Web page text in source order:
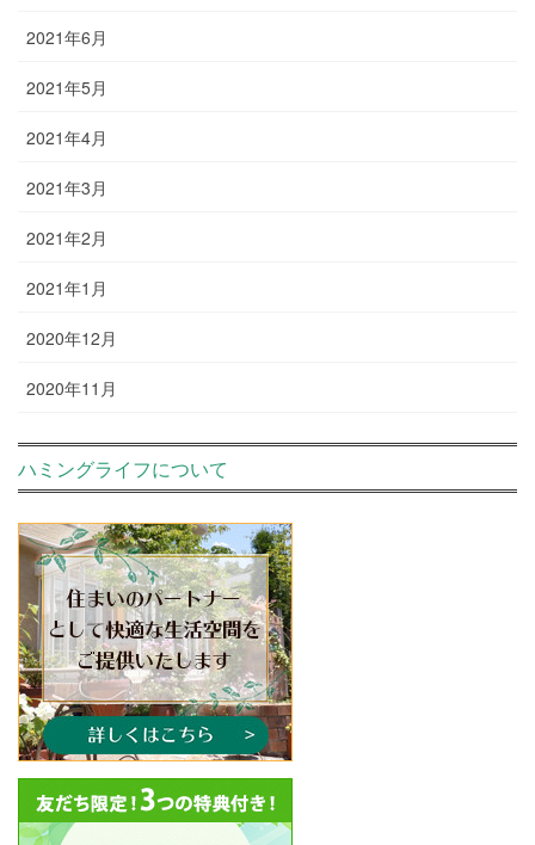
2021年6月
2021年5月
2021年4月
2021年3月
2021年2月
2021年1月
2020年12月
2020年11月
ハミングライフについて